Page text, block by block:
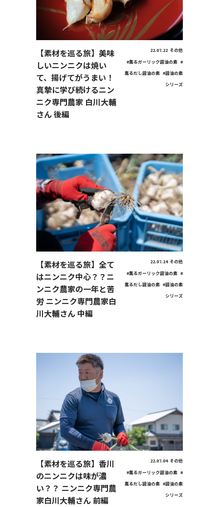
【素材を巡る旅】美味
しいニンニクは焼い
て、揚げてがうまい！
真摯に学び続けるニン
ニク専門農家 白川大輔
さん 後編
22.07.22 その他
#薫るガーリック醤油の素 #
薫るだし醤油の素 #醤油の素
シリーズ
【素材を巡る旅】全て
はニンニク中心？？ニ
ンニク農家の一年と苦
労 ニンニク専門農家白
川大輔さん 中編
22.07.14 その他
#薫るガーリック醤油の素 #
薫るだし醤油の素 #醤油の素
シリーズ
【素材を巡る旅】香川
のニンニクは味が濃
い？？ ニンニク専門農
家白川大輔さん 前編
22.07.04 その他
#薫るガーリック醤油の素 #
薫るだし醤油の素 #醤油の素
シリーズ